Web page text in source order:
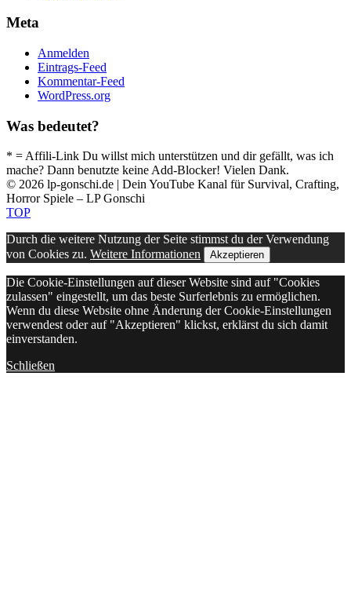
Meta
Anmelden
Eintrags-Feed
Kommentar-Feed
WordPress.org
Was bedeutet?
* = Affili-Link Du willst mich unterstützen und dir gefällt, was ich
mache? Dann benutzte keine Add-Blocker! Vielen Dank.
© 2026 lp-gonschi.de | Dein YouTube Kanal für Survival, Crafting,
Horror Spiele – LP Gonschi
TOP
Durch die weitere Nutzung der Seite stimmst du der Verwendung
von Cookies zu. Weitere Informationen Akzeptieren
Die Cookie-Einstellungen auf dieser Website sind auf "Cookies
zulassen" eingestellt, um das beste Surferlebnis zu ermöglichen.
Wenn du diese Website ohne Änderung der Cookie-Einstellungen
verwendest oder auf "Akzeptieren" klickst, erklärst du sich damit
einverstanden.
Schließen